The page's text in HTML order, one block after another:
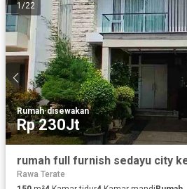
1 /22
Rumah·disewakan
Rp 230Jt
rumah full furnish sedayu city
Rawa Terate